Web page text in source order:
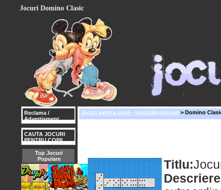
Jocuri Domino Clasic
Reclama /
Advertisment
CAUTA JOCURI
PENTRU COPII
Top Jocuri
Populare
Jocuri pentru copii - jocuridecopii.net > Domino
Titlu: